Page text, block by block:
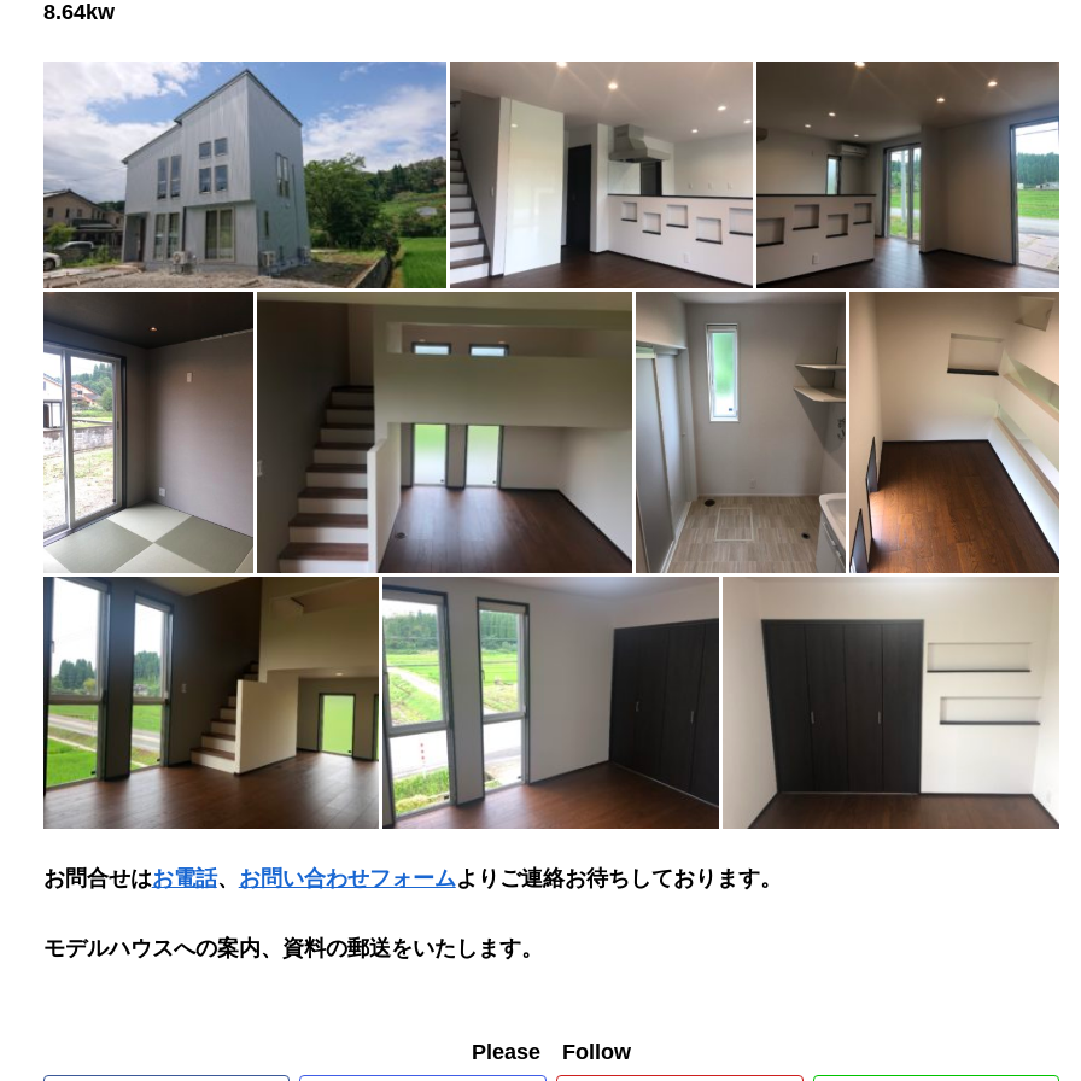
8.64kw
お問合せはお電話、 お問い合わせフォームよりご連絡お待ちしております。
モデルハウスへの案内、資料の郵送をいたします。
Please Follow